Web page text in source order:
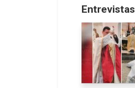
Entrevistas